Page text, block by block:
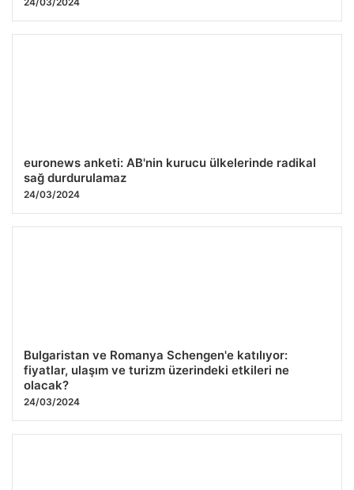
euronews anketi: AB'nin kurucu ülkelerinde radikal
sağ durdurulamaz
24/03/2024
Bulgaristan ve Romanya Schengen'e katılıyor:
fiyatlar, ulaşım ve turizm üzerindeki etkileri ne
olacak?
24/03/2024